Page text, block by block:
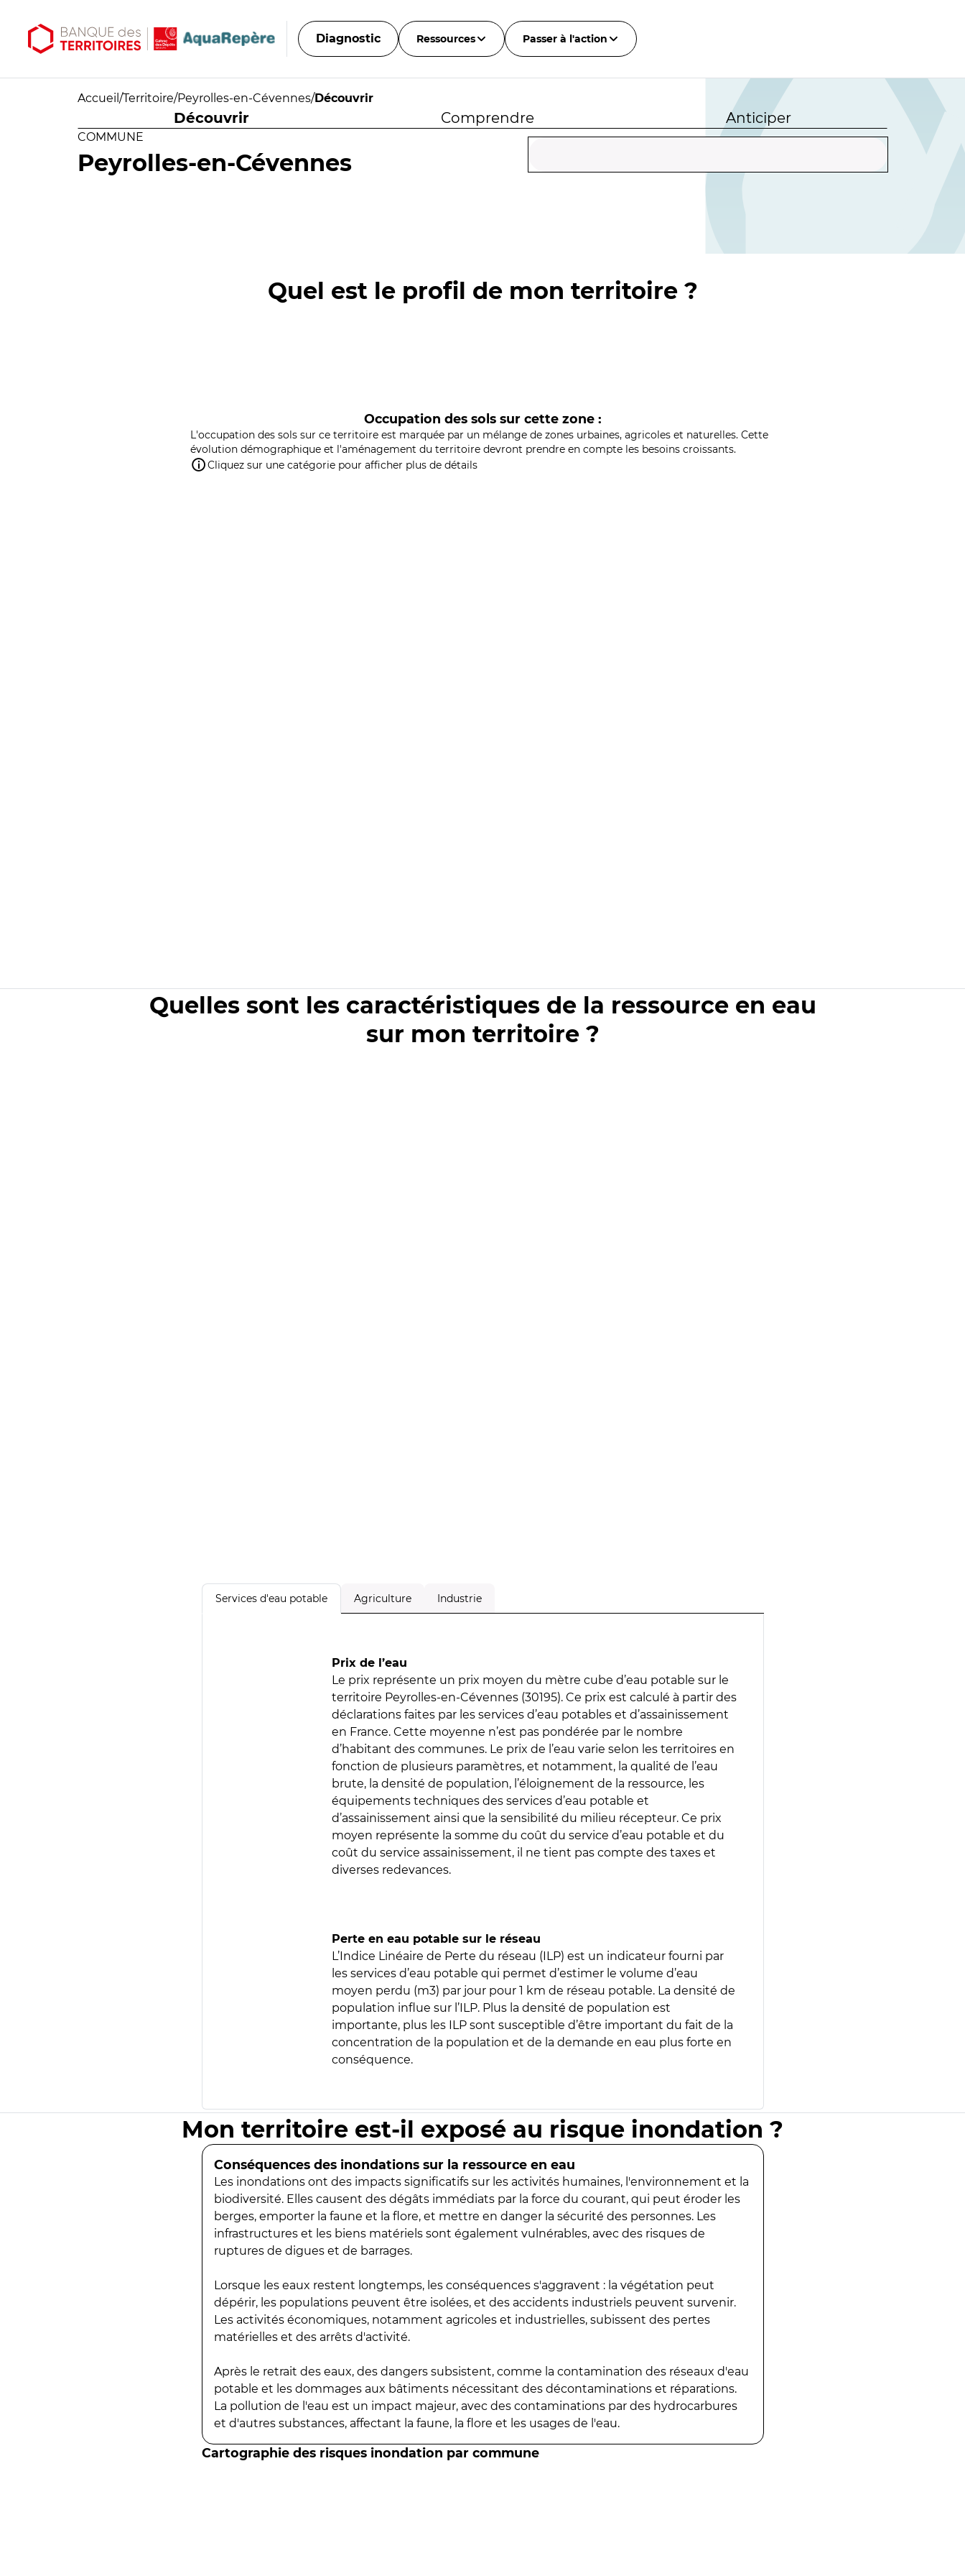
Diagnostic Ressources Passer à l'action
Accueil /Territoire/Peyrolles-en-Cévennes/Découvrir
Découvrir Comprendre Anticiper
COMMUNE
Peyrolles-en-Cévennes
Quel est le profil de mon territoire ?
Occupation des sols sur cette zone :
L'occupation des sols sur ce territoire est marquée par un mélange de zones urbaines, agricoles et naturelles. Cette
évolution démographique et l'aménagement du territoire devront prendre en compte les besoins croissants.
Cliquez sur une catégorie pour afficher plus de détails
Quelles sont les caractéristiques de la ressource en eau
sur mon territoire ?
Services d'eau potable Agriculture Industrie
Prix de l’eau
Le prix représente un prix moyen du mètre cube d’eau potable sur le
territoire Peyrolles-en-Cévennes (30195). Ce prix est calculé à partir des
déclarations faites par les services d’eau potables et d’assainissement
en France. Cette moyenne n’est pas pondérée par le nombre
d’habitant des communes. Le prix de l’eau varie selon les territoires en
fonction de plusieurs paramètres, et notamment, la qualité de l’eau
brute, la densité de population, l’éloignement de la ressource, les
équipements techniques des services d’eau potable et
d’assainissement ainsi que la sensibilité du milieu récepteur. Ce prix
moyen représente la somme du coût du service d’eau potable et du
coût du service assainissement, il ne tient pas compte des taxes et
diverses redevances.
Perte en eau potable sur le réseau
L’Indice Linéaire de Perte du réseau (ILP) est un indicateur fourni par
les services d’eau potable qui permet d’estimer le volume d’eau
moyen perdu (m3) par jour pour 1 km de réseau potable. La densité de
population influe sur l’ILP. Plus la densité de population est
importante, plus les ILP sont susceptible d’être important du fait de la
concentration de la population et de la demande en eau plus forte en
conséquence.
Mon territoire est-il exposé au risque inondation ?
Conséquences des inondations sur la ressource en eau
Les inondations ont des impacts significatifs sur les activités humaines, l'environnement et la
biodiversité. Elles causent des dégâts immédiats par la force du courant, qui peut éroder les
berges, emporter la faune et la flore, et mettre en danger la sécurité des personnes. Les
infrastructures et les biens matériels sont également vulnérables, avec des risques de
ruptures de digues et de barrages.
Lorsque les eaux restent longtemps, les conséquences s'aggravent : la végétation peut
dépérir, les populations peuvent être isolées, et des accidents industriels peuvent survenir.
Les activités économiques, notamment agricoles et industrielles, subissent des pertes
matérielles et des arrêts d'activité.
Après le retrait des eaux, des dangers subsistent, comme la contamination des réseaux d'eau
potable et les dommages aux bâtiments nécessitant des décontaminations et réparations.
La pollution de l'eau est un impact majeur, avec des contaminations par des hydrocarbures
et d'autres substances, affectant la faune, la flore et les usages de l'eau.
Cartographie des risques inondation par commune